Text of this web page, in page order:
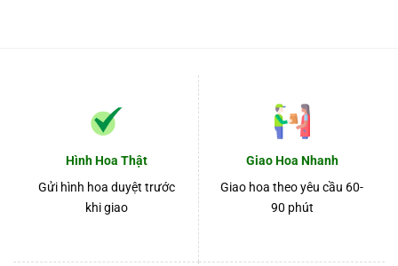
Hình Hoa Thật
Gửi hình hoa duyệt trước
khi giao
Giao Hoa Nhanh
Giao hoa theo yêu cầu 60-
90 phút